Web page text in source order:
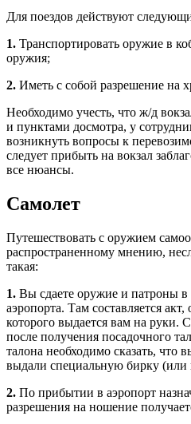
Для поездов действуют
1. Транспортировать оружие в
оружия;
2. Иметь с собой разрешение на
Необходимо учесть, что ж/д
и пунктами досмотра, у
возникнуть вопросы к
следует прибыть на вокзал
все нюансы.
Самолет
Путешествовать с оружием
распространенному мнению,
такая:
1. Вы сдаете оружие и патроны в
аэропорта. Там составляется
которого выдается вам на руки.
после получения посадочного
талона необходимо сказать, что
выдали специальную бирку (или
2. По прибытии в аэропорт
разрешения на ношение